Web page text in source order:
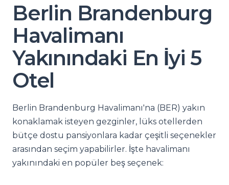
Berlin Brandenburg
Havalimanı
Yakınındaki En İyi 5
Otel
Berlin Brandenburg Havalimanı'na (BER) yakın
konaklamak isteyen gezginler, lüks otellerden
bütçe dostu pansiyonlara kadar çeşitli seçenekler
arasından seçim yapabilirler. İşte havalimanı
yakınındaki en popüler beş seçenek: